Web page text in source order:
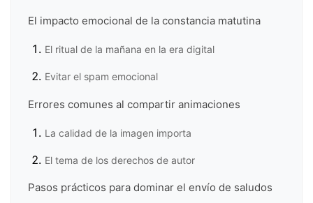
El impacto emocional de la constancia matutina
El ritual de la mañana en la era digital
Evitar el spam emocional
Errores comunes al compartir animaciones
La calidad de la imagen importa
El tema de los derechos de autor
Pasos prácticos para dominar el envío de saludos